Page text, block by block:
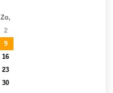
Zo,
2
9
16
23
30